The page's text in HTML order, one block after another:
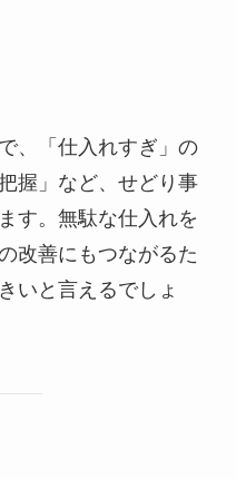
、「仕入れすぎ」の
握」など、せどり事
す。無駄な仕入れを
改善にもつながるた
いと言えるでしょ